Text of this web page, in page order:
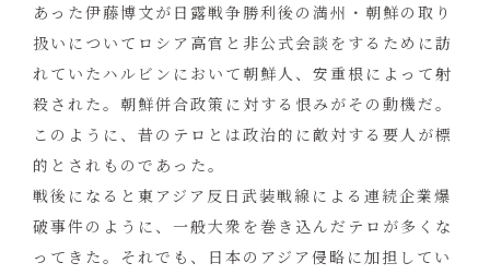
あった伊藤博文が日露戦争勝利後の満州・朝鮮の取り
扱いについてロシア高官と非公式会談をするために訪
れていたハルビンにおいて朝鮮人、安重根によって射
殺された。朝鮮併合政策に対する恨みがその動機だ。
このように、昔のテロとは政治的に敵対する要人が標
的とされものであった。
戦後になると東アジア反日武装戦線による連続企業爆
破事件のように、一般大衆を巻き込んだテロが多くな
ってきた。それでも、日本のアジア侵略に加担してい